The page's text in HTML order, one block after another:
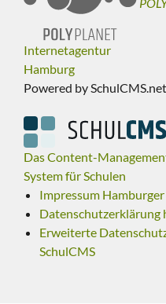
Internetagentur
Hamburg
Powered by SchulCMS.net
Das Content-
System für Schulen
Impressum
Datenschutzerklärung
Erweiterte
SchulCMS